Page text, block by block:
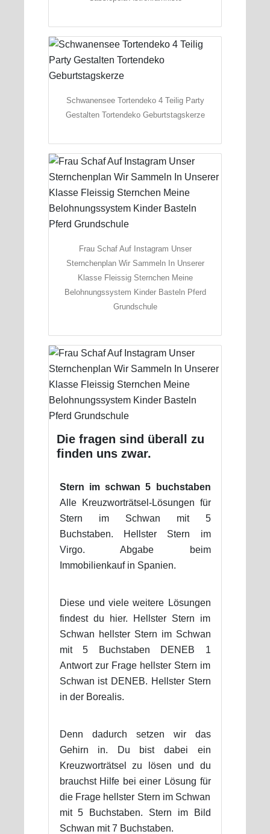
Schwanensee Tortendeko 4 Teilig Party
Gestalten Tortendeko Geburtstagskerze
Frau Schaf Auf Instagram Unser
Sternchenplan Wir Sammeln In Unserer
Klasse Fleissig Sternchen Meine
Belohnungssystem Kinder Basteln Pferd
Grundschule
Die fragen sind überall zu
finden uns zwar.
Stern im schwan 5 buchstaben
Alle Kreuzworträtsel-Lösungen für
Stern im Schwan mit 5
Buchstaben. Hellster Stern im
Virgo. Abgabe beim
Immobilienkauf in Spanien.
Diese und viele weitere Lösungen
findest du hier. Hellster Stern im
Schwan hellster Stern im Schwan
mit 5 Buchstaben DENEB 1
Antwort zur Frage hellster Stern im
Schwan ist DENEB. Hellster Stern
in der Borealis.
Denn dadurch setzen wir das
Gehirn in. Du bist dabei ein
Kreuzworträtsel zu lösen und du
brauchst Hilfe bei einer Lösung für
die Frage hellster Stern im Schwan
mit 5 Buchstaben. Stern im Bild
Schwan mit 7 Buchstaben.